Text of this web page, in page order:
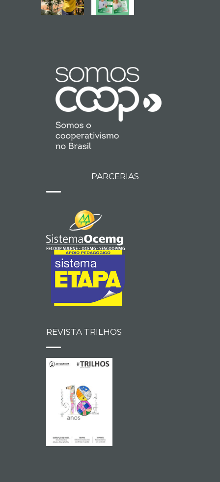
PARCERIAS
REVISTA TRILHOS